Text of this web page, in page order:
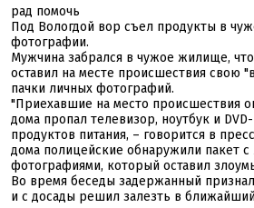
рад помочь
Под Вологдой вор съел продукты в
фотографии.
Мужчина забрался в чужое жилище,
оставил на месте происшествия свою
пачки личных фотографий.
"Приехавшие на место происшествия
дома пропал телевизор, ноутбук и
продуктов питания, – говорится в
дома полицейские обнаружили пакет
фотографиями, который оставил
Во время беседы задержанный
и с досады решил залезть в